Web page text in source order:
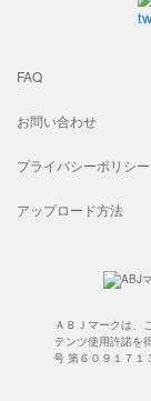
FAQ
お問い合わせ
プライバシーポリシー
アップロード方法
ＡＢＪマークは、
テンツ使用許諾を
号 第６０９１７１